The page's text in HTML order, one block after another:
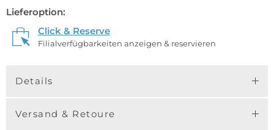
Lieferoption:
Click & Reserve
Filialverfügbarkeiten anzeigen & reservieren
Details
Versand & Retoure